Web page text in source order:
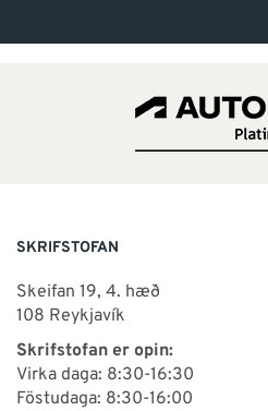
SKRIFSTOFAN
Skeifan 19, 4. hæð
108 Reykjavík
Skrifstofan er opin:
Virka daga: 8:30-16:30
Föstudaga: 8:30-16:00